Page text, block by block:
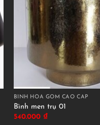
BÌNH HOA GỐM CAO CẤP
Bình men trụ 01
540.000 ₫